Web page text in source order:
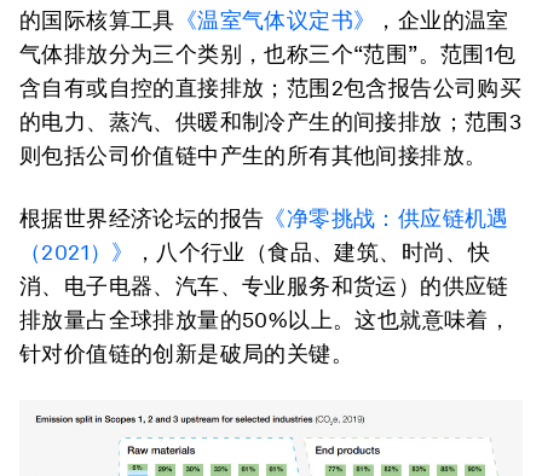
的国际核算工具 《温室气体议定书》
，企业的温室
气体排放分为三个类别，也称三个“范围”。范围1包
含自有或自控的直接排放；范围2包含报告公司购买
的电力、蒸汽、供暖和制冷产生的间接排放；范围3
则包括公司价值链中产生的所有其他间接排放。
根据世界经济论坛的报告 《净零挑战：供应链机遇
（2021）》
，八个行业（食品、建筑、时尚、快
消、电子电器、汽车、专业服务和货运）的供应链
排放量占全球排放量的50%以上。这也就意味着，
针对价值链的创新是破局的关键。